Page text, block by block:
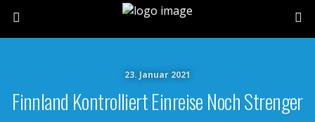
23. Januar 2021
Finnland Kontrolliert Einreise Noch Strenger